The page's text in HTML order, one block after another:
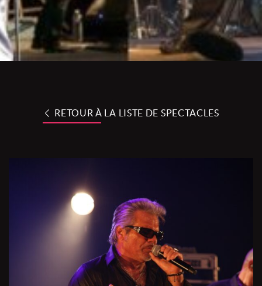
RETOUR À LA LISTE DE SPECTACLES